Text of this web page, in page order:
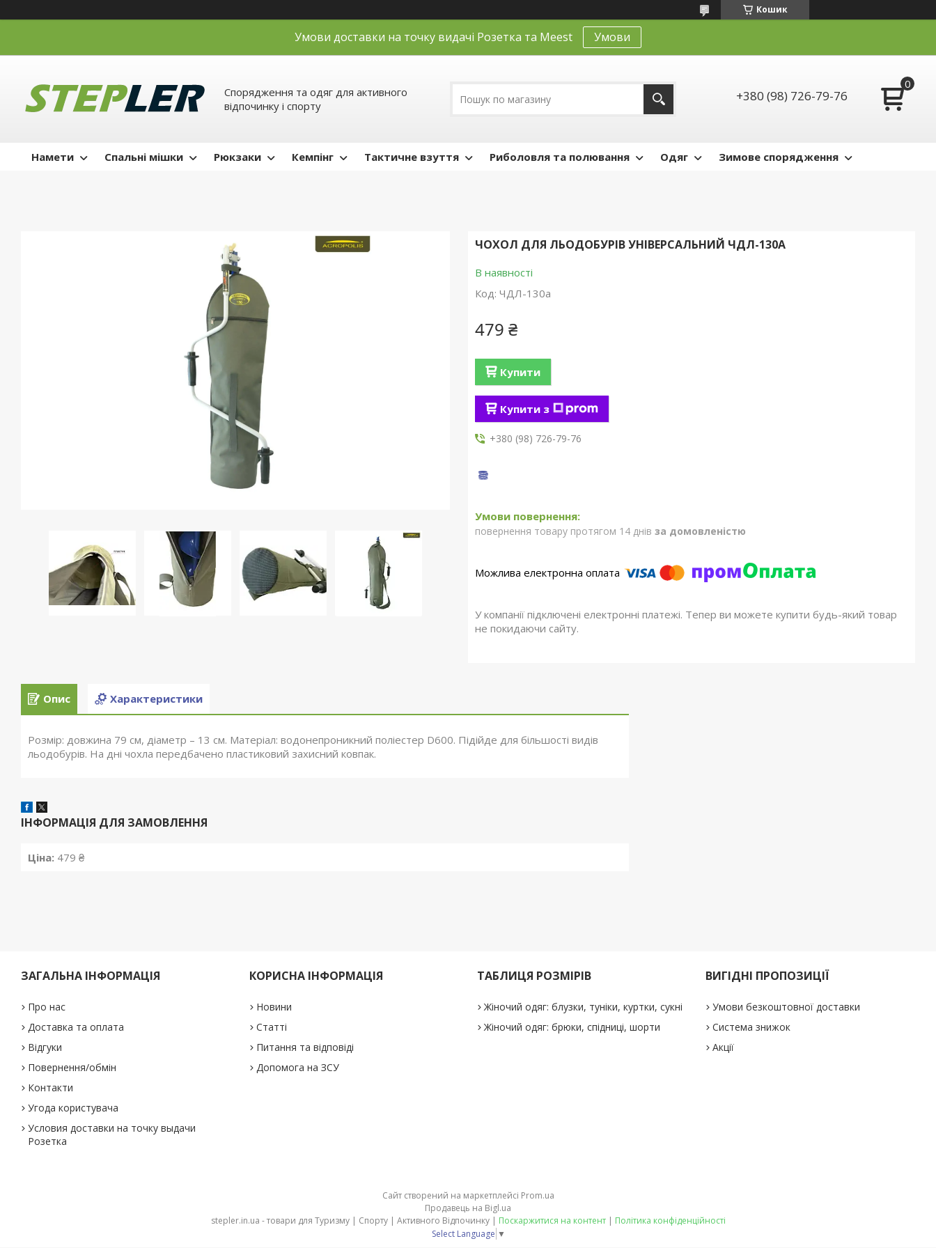
Кошик
Умови доставки на точку видачі Розетка та Meest Умови
Спорядження та одяг для активного
відпочинку і спорту
+380 (98) 726-79-76
Намети Спальні мішки Рюкзаки Кемпінг Тактичне взуття Риболовля та полювання Одяг Зимове спорядження
ЧОХОЛ ДЛЯ ЛЬОДОБУРІВ УНІВЕРСАЛЬНИЙ ЧДЛ-130А
В наявності
Код: ЧДЛ-130а
479 ₴
Купити
Купити з
+380 (98) 726-79-76
повернення товару протягом 14 днів за домовленістю
У компанії підключені електронні платежі. Тепер ви можете купити будь-який товар
не покидаючи сайту.
Опис Характеристики
Розмір: довжина 79 см, діаметр – 13 см. Матеріал: водонепроникний поліестер D600. Підійде для більшості видів
льодобурів. На дні чохла передбачено пластиковий захисний ковпак.
ІНФОРМАЦІЯ ДЛЯ ЗАМОВЛЕННЯ
Ціна: 479 ₴
ЗАГАЛЬНА ІНФОРМАЦІЯ
Про нас
Доставка та оплата
Відгуки
Повернення/обмін
Контакти
Угода користувача
Условия доставки на точку выдачи
Розетка
КОРИСНА ІНФОРМАЦІЯ
Новини
Статті
Питання та відповіді
Допомога на ЗСУ
ТАБЛИЦЯ РОЗМІРІВ
Жіночий одяг: блузки, туніки, куртки, сукні
Жіночий одяг: брюки, спідниці, шорти
ВИГІДНІ ПРОПОЗИЦІЇ
Умови безкоштовної доставки
Система знижок
Акції
Сайт створений на маркетплейсі Prom.ua
Продавець на Bigl.ua
stepler.in.ua - товари для Туризму | Спорту | Активного Відпочинку | Поскаржитися на контент | Політика конфіденційності
Select Language ▼